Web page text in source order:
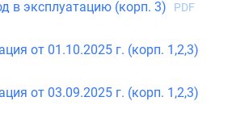
в эксплуатацию (корп. 3)
PDF
от 01.10.2025 г. (корп. 1,2,3)
от 03.09.2025 г. (корп. 1,2,3)